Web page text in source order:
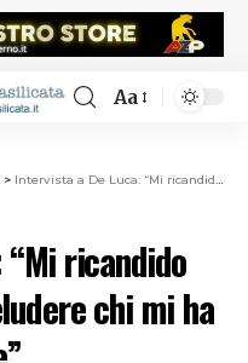
Aa
> Intervista a De Luca: “Mi ricandido perché non voglio deludere chi mi ha chiesto di continuare”
ricandido
chi mi ha